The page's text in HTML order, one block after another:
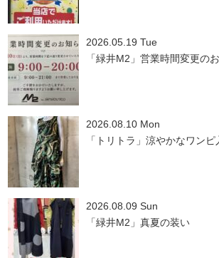
2026.05.19 Tue
「緑井M2」営業時間変更の
2026.08.10 Mon
「トリトラ」涼やかなワンピ
2026.08.09 Sun
「緑井M2」真夏の装い